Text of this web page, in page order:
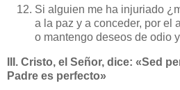
Si alguien me ha injuriado
a la paz y a conceder, por el
o mantengo deseos de odio
III. Cristo, el Señor, dice: «Sed
Padre es perfecto»